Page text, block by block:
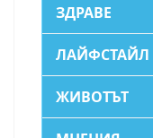
ЗДРАВЕ
ЛАЙФСТАЙЛ
ЖИВОТЪТ